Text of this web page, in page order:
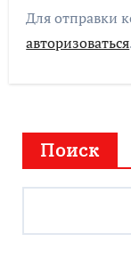
Для отправки
авторизоваться.
Поиск